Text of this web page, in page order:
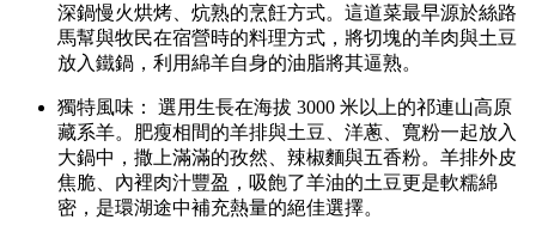
深鍋慢火烘烤、炕熟的烹飪方式。這道菜最早源於絲路
馬幫與牧民在宿營時的料理方式，將切塊的羊肉與土豆
放入鐵鍋，利用綿羊自身的油脂將其逼熟。
獨特風味： 選用生長在海拔 3000 米以上的祁連山高原
藏系羊。肥瘦相間的羊排與土豆、洋蔥、寬粉一起放入
大鍋中，撒上滿滿的孜然、辣椒麵與五香粉。羊排外皮
焦脆、內裡肉汁豐盈，吸飽了羊油的土豆更是軟糯綿
密，是環湖途中補充熱量的絕佳選擇。